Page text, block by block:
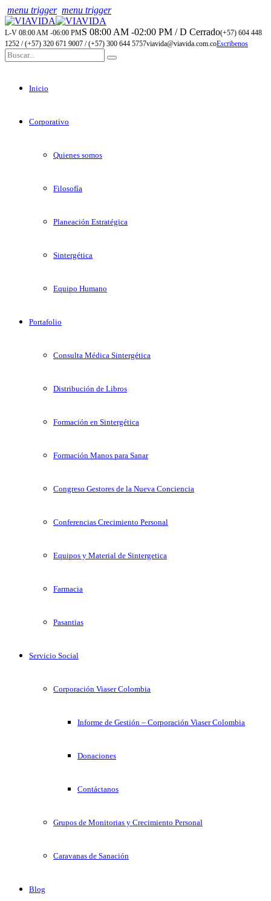
menu trigger menu trigger
L-V 08:00 AM -06:00 PMS 08:00 AM -02:00 PM / D Cerrado(+57) 604 448
1252 / (+57) 320 671 9007 / (+57) 300 644 5757viavida@viavida.com.coEscribenos
Inicio
Corporativo
Quienes somos
Filosofía
Planeación Estratégica
Sintergética
Equipo Humano
Portafolio
Consulta Médica Sintergética
Distribución de Libros
Formación en Sintergética
Formación Manos para Sanar
Congreso Gestores de la Nueva Conciencia
Conferencias Crecimiento Personal
Equipos y Material de Sintergetica
Farmacia
Pasantias
Servicio Social
Corporación Viaser Colombia
Informe de Gestión – Corporación Viaser Colombia
Donaciones
Contáctanos
Grupos de Monitorias y Crecimiento Personal
Caravanas de Sanación
Blog